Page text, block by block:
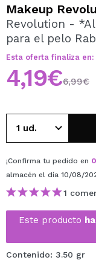
Al crear una
tus compras
Makeup
Revolution -
para el pelo
Esta oferta finaliza en:
4,19€6,99€
¡Confirma tu pedido en
almacén el día 10/08/
1
Este producto
Contenido: 3.50 gr